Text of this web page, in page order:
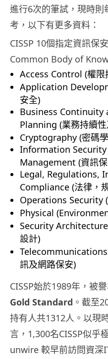
進行6次的筆試，現時
考，以下有更多資料：
CISSP 10個指定資訊保
Common Body of
Access Control (權限
Application
安全)
Business Continuity
Planning (業務持續
Cryptography (密碼
Information Security
Management (資訊
Legal, Regulations,
Compliance (法律，
Operations Security
Physical
Security
設計)
訊及網路保安)
CISSP始於1989年，被
Gold Standard 。截至
持有人共1312人。以現
言，1,300名CISSP似乎
unwire 較早前訪問資深